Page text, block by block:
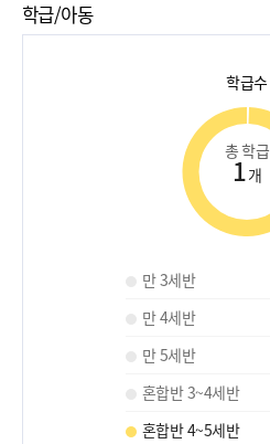
학급/아동
학급수
총 학급
1개
만 3세반
만 4세반
만 5세반
혼합반 3~4세반
혼합반 4~5세반